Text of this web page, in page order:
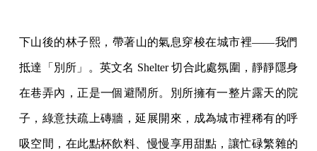
下山後的林子熙，帶著山的氣息穿梭在城市裡——我們
抵達「別所」。英文名 Shelter 切合此處氛圍，靜靜隱身
在巷弄內，正是一個避鬧所。別所擁有一整片露天的院
子，綠意扶疏上磚牆，延展開來，成為城市裡稀有的呼
吸空間，在此點杯飲料、慢慢享用甜點，讓忙碌繁雜的